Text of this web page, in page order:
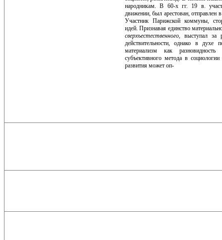
народникам. В 60-х гг. 19 в.
движении, был арестован, отправлен
Участник Па­рижской коммуны,
идей. Признавая единство
сверхъестественного, выступал за
действительности, однако в духе
материализм как разновидность
субъективного метода в
развития может оп-